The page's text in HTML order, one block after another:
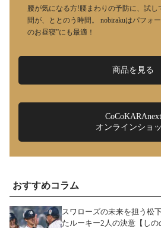
腰が気になる方!腰まわりの予防に、試し
間が、ととのう時間。 nobirakuはパフォ
のお昼寝”にも最適！
商品を見る
CoCoKARAnext
オンラインショ
おすすめコラム
スワローズの未来を担う
たルーキー2人の決意【しの